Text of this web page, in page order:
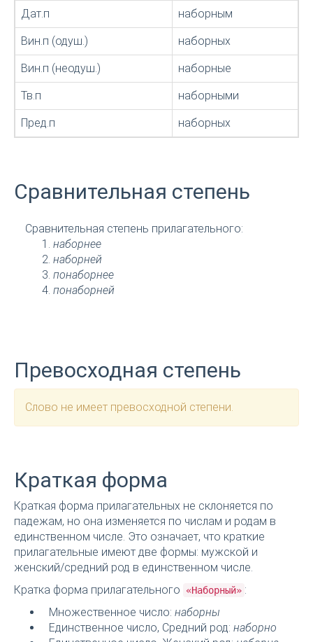
Дат.п наборным
Вин.п (одуш.) наборных
Вин.п (неодуш.) наборные
Тв.п наборными
Пред.п наборных
Сравнительная степень
Сравнительная степень прилагательного:
наборнее
наборней
понаборнее
понаборней
Превосходная степень
Слово не имеет превосходной степени.
Краткая форма
Краткая форма прилагательных не склоняется по
падежам, но она изменяется по числам и родам в
единственном числе. Это означает, что краткие
прилагательные имеют две формы: мужской и
женский/средний род в единственном числе.
Кратка форма прилагательного
«Наборный» :
Множественное число: наборны
Единственное число, Средний род: наборно